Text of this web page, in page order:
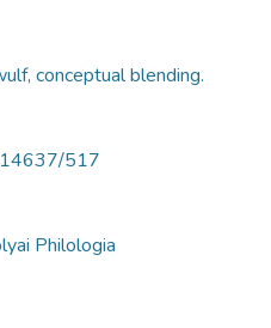
conceptual blending.
517
Philologia